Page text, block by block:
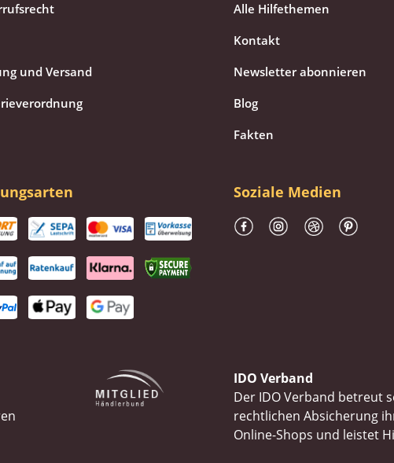
und Versand
Alle Hilfethemen
Kontakt
Newsletter abonnieren
Blog
Fakten
Soziale Medien
IDO Verband
Der IDO Verband betreut
rechtlichen Absicherung
Online-Shops und leistet